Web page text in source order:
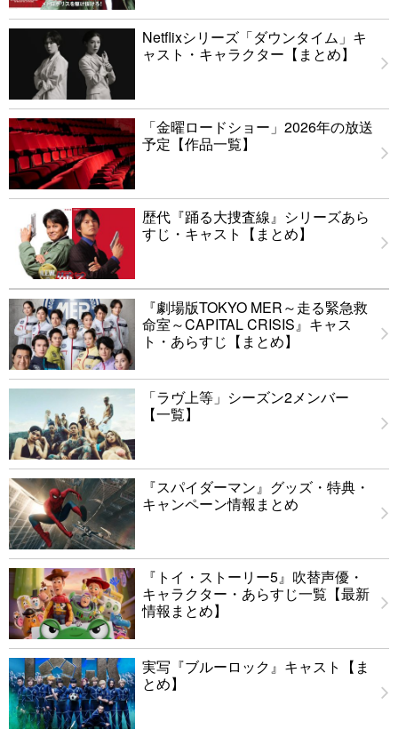
Netflixシリーズ「ダウンタイム」キ
ャスト・キャラクター【まとめ】
「金曜ロードショー」2026年の放送
予定【作品一覧】
歴代『踊る大捜査線』シリーズあら
すじ・キャスト【まとめ】
『劇場版TOKYO MER～走る緊急救
命室～CAPITAL CRISIS』キャス
ト・あらすじ【まとめ】
「ラヴ上等」シーズン2メンバー
【一覧】
『スパイダーマン』グッズ・特典・
キャンペーン情報まとめ
『トイ・ストーリー5』吹替声優・
キャラクター・あらすじ一覧【最新
情報まとめ】
実写『ブルーロック』キャスト【ま
とめ】